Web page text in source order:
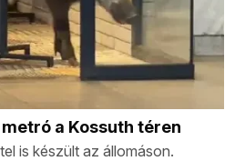
a Kossuth téren
is készült az állomáson.